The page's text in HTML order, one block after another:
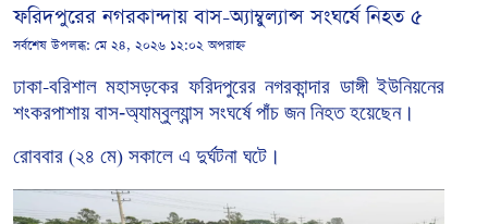
ফরিদপুরের নগরকান্দায় বাস-অ্যাম্বুল্যান্স সংঘর্ষে নিহত ৫
সর্বশেষ উপলব্ধ: মে ২৪, ২০২৬ ১২:০২ অপরাহ্ন
ঢাকা-বরিশাল মহাসড়কের ফরিদপুরের নগরকান্দার ডাঙ্গী ইউনিয়নের
শংকরপাশায় বাস-অ্যাম্বুল্যান্স সংঘর্ষে পাঁচ জন নিহত হয়েছেন।
রোববার (২৪ মে) সকালে এ দুর্ঘটনা ঘটে।